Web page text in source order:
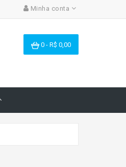
Minha conta
0 - R$ 0,00